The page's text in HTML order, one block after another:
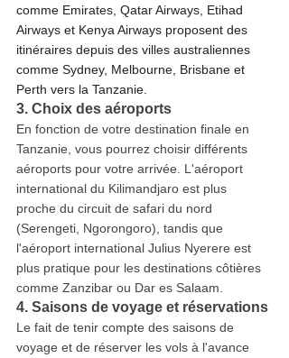
comme Emirates, Qatar Airways, Etihad
Airways et Kenya Airways proposent des
itinéraires depuis des villes australiennes
comme Sydney, Melbourne, Brisbane et
Perth vers la Tanzanie.
3. Choix des aéroports
En fonction de votre destination finale en
Tanzanie, vous pourrez choisir différents
aéroports pour votre arrivée. L'aéroport
international du Kilimandjaro est plus
proche du circuit de safari du nord
(Serengeti, Ngorongoro), tandis que
l'aéroport international Julius Nyerere est
plus pratique pour les destinations côtières
comme Zanzibar ou Dar es Salaam.
4. Saisons de voyage et réservations
Le fait de tenir compte des saisons de
voyage et de réserver les vols à l'avance